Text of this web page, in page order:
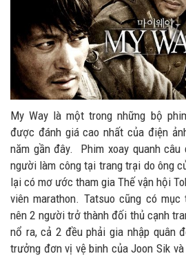
My Way là một trong những bộ
được đánh giá cao nhất của điện
năm gần đây. Phim xoay quanh câu
người làm công tại trang trại do ông
lại có mơ ước tham gia Thế vận hội
viên marathon. Tatsuo cũng có
nên 2 người trở thành đối thủ cạnh
nổ ra, cả 2 đều phải gia nhập quân
trưởng đơn vị vệ binh của Joon Sik